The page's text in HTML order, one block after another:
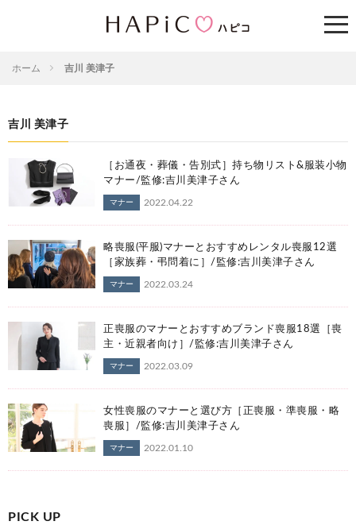
ホーム 吉川 美津子
吉川 美津子
マナー 2022.04.22
［お通夜・葬儀・告別式］持ち物リスト&服装小物
マナー/監修:吉川美津子さん
マナー 2022.03.24
略喪服(平服)マナーとおすすめレンタル喪服12選
［家族葬・弔問着に］/監修:吉川美津子さん
マナー 2022.03.09
正喪服のマナーとおすすめブランド喪服18選［喪
主・近親者向け］/監修:吉川美津子さん
マナー 2022.01.10
女性喪服のマナーと選び方［正喪服・準喪服・略
喪服］/監修:吉川美津子さん
PICK UP